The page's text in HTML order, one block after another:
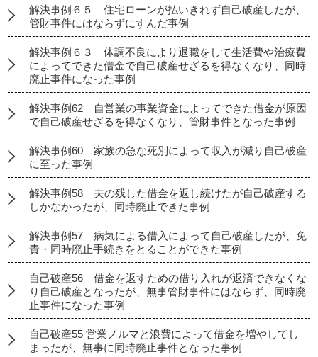
解決事例６５ 住宅ローンが払いきれず自己破産したが、
管財事件にはならずにすんだ事例
解決事例６３ 体調不良により退職をして生活費や治療費
によってできた借金で自己破産せざるを得なくなり、同時
廃止事件になった事例
解決事例62 自営業の事業資金によってできた借金が原因
で自己破産せざるを得なくなり、管財事件となった事例
解決事例60 家族の急な死別によって収入が減り自己破産
に至った事例
解決事例58 夫の残した借金を返し続けたが自己破産する
しかなかったが、同時廃止できた事例
解決事例57 病気による借入によって自己破産したが、免
責・同時廃止手続きをとることができた事例
自己破産56 借金を返すための借り入れが返済できなくな
り自己破産となったが、無事管財事件にはならず、同時廃
止事件になった事例
自己破産55 営業ノルマと浪費によって借金を増やしてし
まったが、無事に同時廃止事件となった事例